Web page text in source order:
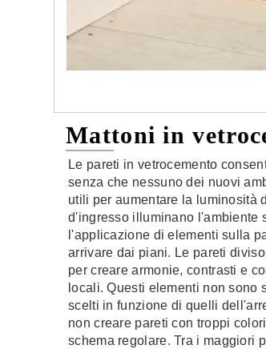
Mattoni in
Le pareti in vetrocemento
senza che nessuno dei nuovi
utili per aumentare la luminosità
d'ingresso illuminano l'ambiente
l'applicazione di elementi sulla
arrivare dai piani. Le pareti
per creare armonie, contrasti e
locali. Questi elementi non sono
scelti in funzione di quelli
non creare pareti con troppi
schema regolare. Tra i maggiori